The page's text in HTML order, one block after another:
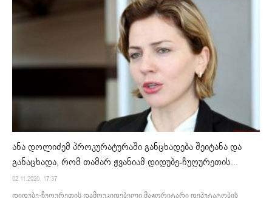
ანა დოლიძემ პროკურატურაში განცხადება შეიტანა და
განაცხადა, რომ თამარ ჟვანიამ დიდუბე-ჩუღურეთის...
02.11.2020. 17:37
დიდუბე-ჩუღურეთის დამოუკიდებელი მაჟორიტარი დეპუტატობის